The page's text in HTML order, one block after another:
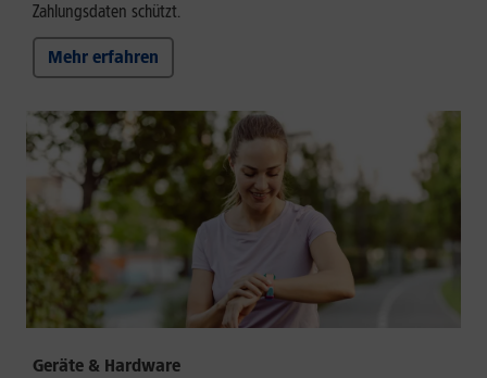
Zahlungsdaten schützt.
Mehr erfahren
Geräte & Hardware